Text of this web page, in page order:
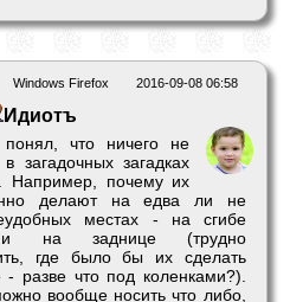
2016-09-08 06:58
Windows Firefox
Идиотъ
что ничего не
загадочных загадках
Например, почему их
делают на едва ли не
местах - на сгибе
на заднице (трудно
где было бы их сделать
разве что под коленками?).
вообще носить что либо,